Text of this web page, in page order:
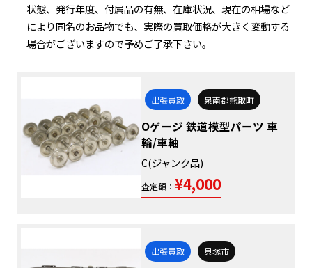
状態、発行年度、付属品の有無、在庫状況、現在の相場など
により同名のお品物でも、実際の買取価格が大きく変動する
場合がございますので予めご了承下さい。
出張買取 泉南郡熊取町
Oゲージ 鉄道模型パーツ 車
輪/車軸
C(ジャンク品)
査定額： ¥4,000
出張買取 貝塚市